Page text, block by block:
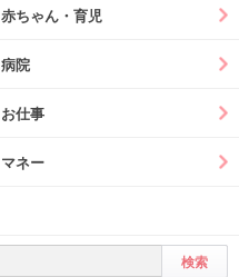
赤ちゃん・育児
病院
お仕事
マネー